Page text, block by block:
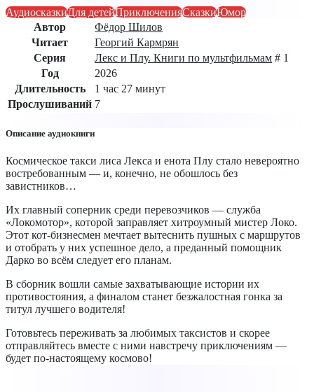
АудиосказкиДля детейПриключенияСказкиЮмор
Автор
Фёдор Шилов
Читает
Георгий Кармрян
Серия
Лекс и Плу. Книги по мультфильмам # 1
Год
2026
Длительность
1 час 27 минут
Прослушиваний 7
Описание аудиокниги
Космическое такси лиса Лекса и енота Плу стало невероятно
востребованным — и, конечно, не обошлось без
завистников…
Их главный соперник среди перевозчиков — служба
«Локомотор», которой заправляет хитроумный мистер Локо.
Этот кот-бизнесмен мечтает вытеснить пушных с маршрутов
и отобрать у них успешное дело, а преданный помощник
Дарко во всём следует его планам.
В сборник вошли самые захватывающие истории их
противостояния, а финалом станет безжалостная гонка за
титул лучшего водителя!
Готовьтесь переживать за любимых таксистов и скорее
отправляйтесь вместе с ними навстречу приключениям —
будет по-настоящему космово!